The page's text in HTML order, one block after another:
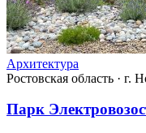
Архитектура
Ростовская область · г.
Парк